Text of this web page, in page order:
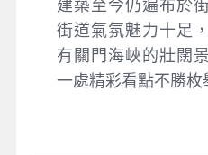
建築至今仍遍布於
街道氣氛魅力十足
有關門海峽的壯闊
一處精彩看點不勝枚